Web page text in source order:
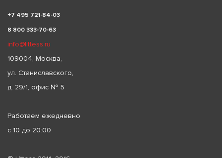
+7 495 721-84-03
8 800 333-70-63
info@littess.ru
109004, Москва,
ул. Станиславского,
д. 29/1, офис № 5
Работаем ежедневно
с 10 до 20:00